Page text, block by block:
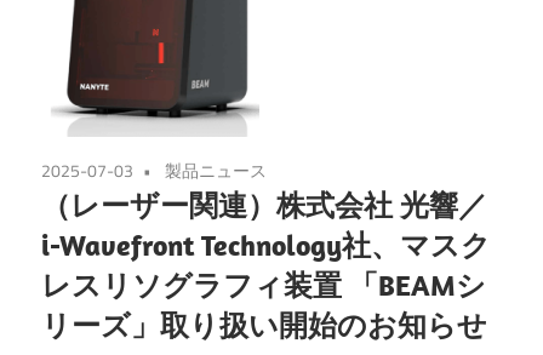
2025-07-03 製品ニュース
（レーザー関連）株式会社 光響／
i-Wavefront Technology社、マスク
レスリソグラフィ装置 「BEAMシ
リーズ」取り扱い開始のお知らせ